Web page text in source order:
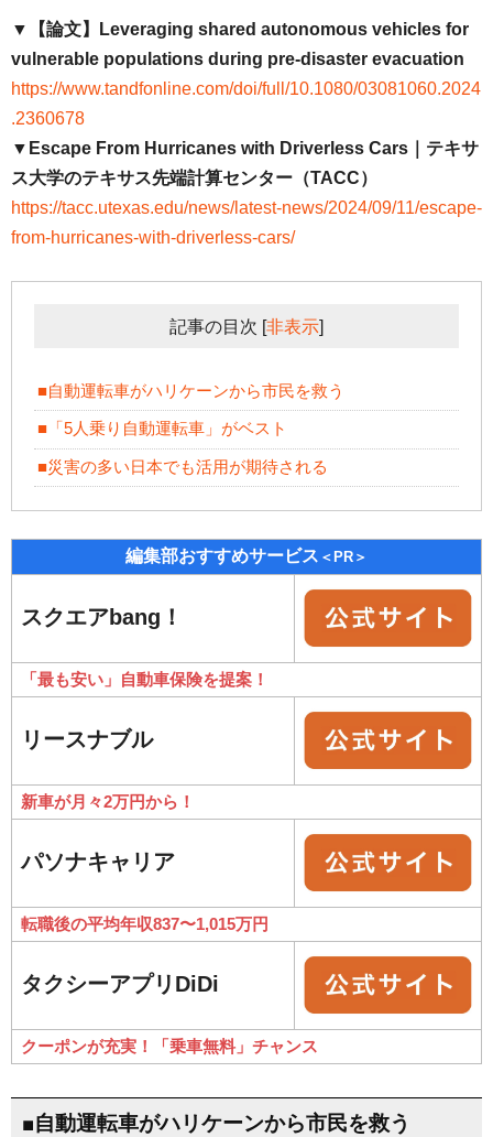
▼【論文】Leveraging shared autonomous vehicles for
vulnerable populations during pre-disaster evacuation
https://www.tandfonline.com/doi/full/10.1080/03081060.2024
.2360678
▼Escape From Hurricanes with Driverless Cars｜テキサ
ス大学のテキサス先端計算センター（TACC）
https://tacc.utexas.edu/news/latest-news/2024/09/11/escape-
from-hurricanes-with-driverless-cars/
記事の目次 [非表示]
■自動運転車がハリケーンから市民を救う
■「5人乗り自動運転車」がベスト
■災害の多い日本でも活用が期待される
編集部おすすめサービス ＜PR＞
スクエアbang！
「最も安い」自動車保険を提案！
リースナブル
新車が月々2万円から！
パソナキャリア
転職後の平均年収837〜1,015万円
タクシーアプリDiDi
クーポンが充実！「乗車無料」チャンス
■自動運転車がハリケーンから市民を救う